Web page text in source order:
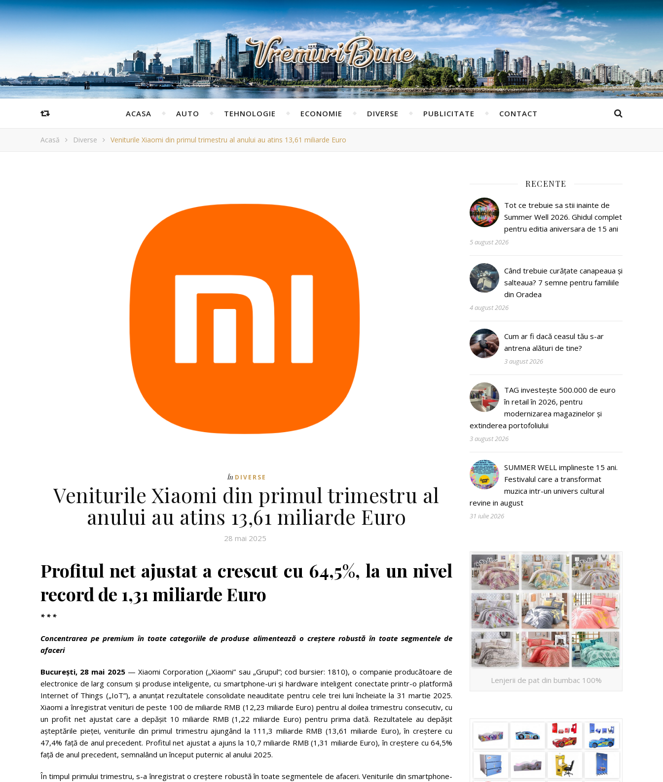
ACASA AUTO TEHNOLOGIE ECONOMIE DIVERSE PUBLICITATE CONTACT
Acasă Diverse Veniturile Xiaomi din primul trimestru al anului au atins 13,61 miliarde Euro
În DIVERSE
Veniturile Xiaomi din primul trimestru al
anului au atins 13,61 miliarde Euro
28 mai 2025
Profitul net ajustat a crescut cu 64,5%, la un nivel
record de 1,31 miliarde Euro
* * *
Concentrarea pe premium în toate categoriile de produse alimentează o creștere robustă în toate segmentele de
afaceri
București, 28 mai 2025— Xiaomi Corporation („Xiaomi” sau „Grupul”; cod bursier: 1810), o companie producătoare de
electronice de larg consum și produse inteligente, cu smartphone-uri și hardware inteligent conectate printr-o platformă
Internet of Things („IoT”), a anunțat rezultatele consolidate neauditate pentru cele trei luni încheiate la 31 martie 2025.
Xiaomi a înregistrat venituri de peste 100 de miliarde RMB (12,23 miliarde Euro) pentru al doilea trimestru consecutiv, cu
un profit net ajustat care a depășit 10 miliarde RMB (1,22 miliarde Euro) pentru prima dată. Rezultatele au depășit
așteptările pieței, veniturile din primul trimestru ajungând la 111,3 miliarde RMB (13,61 miliarde Euro), în creștere cu
47,4% față de anul precedent. Profitul net ajustat a ajuns la 10,7 miliarde RMB (1,31 miliarde Euro), în creștere cu 64,5%
față de anul precedent, semnalând un început puternic al anului 2025.
În timpul primului trimestru, s-a înregistrat o creștere robustă în toate segmentele de afaceri. Veniturile din smartphone-
RECENTE
Tot ce trebuie sa stii inainte de
Summer Well 2026. Ghidul complet
pentru editia aniversara de 15 ani
5 august 2026
Când trebuie curățate canapeaua și
salteaua? 7 semne pentru familiile
din Oradea
4 august 2026
Cum ar fi dacă ceasul tău s-ar
antrena alături de tine?
3 august 2026
TAG investește 500.000 de euro
în retail în 2026, pentru
modernizarea magazinelor și
extinderea portofoliului
3 august 2026
SUMMER WELL implineste 15 ani.
Festivalul care a transformat
muzica intr-un univers cultural
revine in august
31 iulie 2026
Lenjerii de pat din bumbac 100%